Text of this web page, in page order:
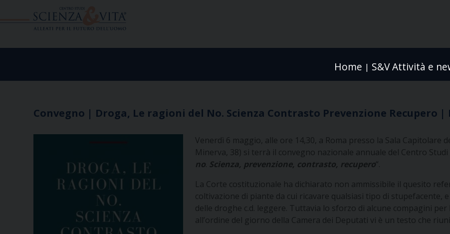
Home | S&V Attività e
Convegno | Droga, Le ragioni del No. Scienza Contrasto Prevenzione Recupero |
Venerdì 6 maggio, alle ore 14,30, a Roma presso la Sala Capitolare
Minerva, 38) si terrà il convegno nazionale annuale del Centro
no. Scienza, prevenzione, contrasto, recupero“.
La Corte costituzionale ha dichiarato non ammissibile il quesito
coltivazione di piante da cui ricavare qualsiasi tipo di stupefacente,
delle droghe c.d. leggere. Tuttavia lo sforzo di alcune compagini
all’ordine del giorno della Camera dei Deputati vi è un testo che